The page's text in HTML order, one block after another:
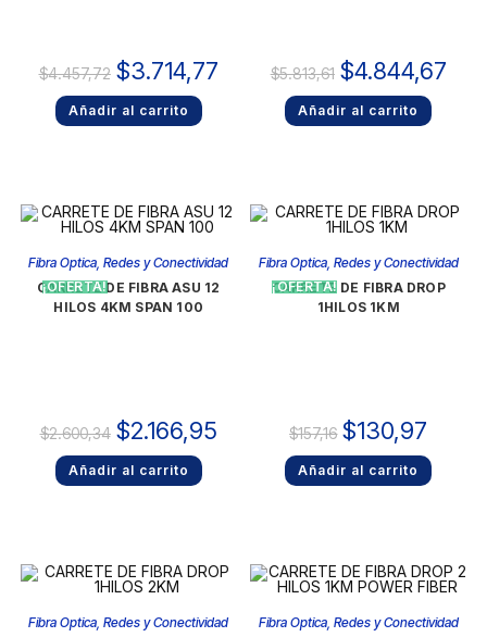
$4.457,72 $3.714,77
Añadir al carrito
$5.813,61 $4.844,67
Añadir al carrito
¡OFERTA!
Fibra Optica,Redes y Conectividad
CARRETE DE FIBRA ASU 12
HILOS 4KM SPAN 100
$2.600,34 $2.166,95
Añadir al carrito
¡OFERTA!
Fibra Optica, Redes y Conectividad
CARRETE DE FIBRA DROP
1HILOS 1KM
$157,16 $130,97
Añadir al carrito
Fibra Optica,Redes y Conectividad
Fibra Optica, Redes y Conectividad